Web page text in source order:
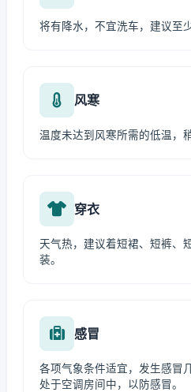
将有降水，不宜洗车，建议至
风寒
温度未达到风寒所需的低温，
穿衣
天气热，建议着短裙、短裤、
装。
感冒
各项气象条件适宜，发生感冒
处于空调房间中，以防感冒。